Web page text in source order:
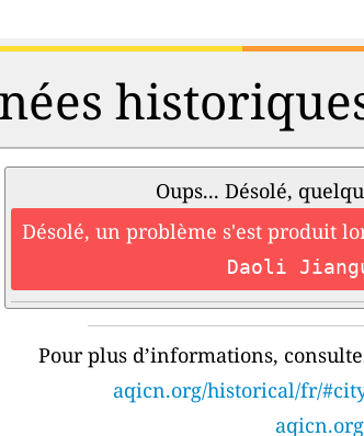
Oups... Désolé,
Désolé, un problème s'est produit
Daoli
Pour plus d’informations,
aqicn.org/historical/fr/